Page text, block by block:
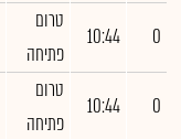
0
10:44
טרום
פתיחה
0
10:44
טרום
פתיחה